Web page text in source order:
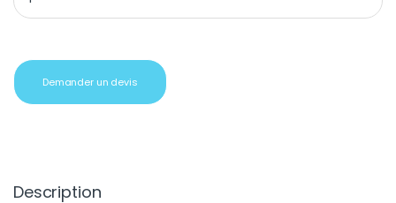
Demander un devis
Description